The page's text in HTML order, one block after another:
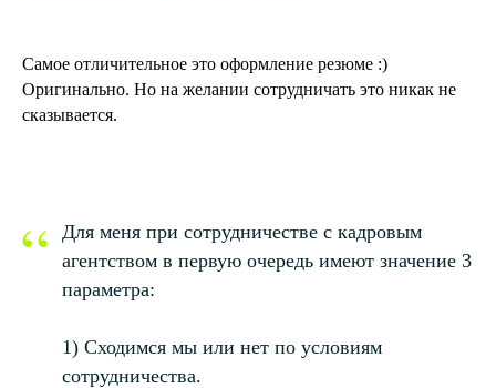
Самое отличительное это оформление резюме :)
Оригинально. Но на желании сотрудничать это никак не
сказывается.
“
Для меня при сотрудничестве с кадровым
агентством в первую очередь имеют значение 3
параметра:
1) Сходимся мы или нет по условиям
сотрудничества.